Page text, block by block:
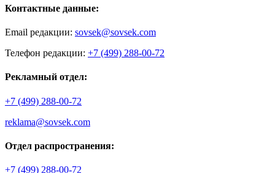
Контактные данные:
Email редакции: sovsek@sovsek.com
Телефон редакции: +7 (499) 288-00-72
Рекламный отдел:
+7 (499) 288-00-72
reklama@sovsek.com
Отдел распространения:
+7 (499) 288-00-72